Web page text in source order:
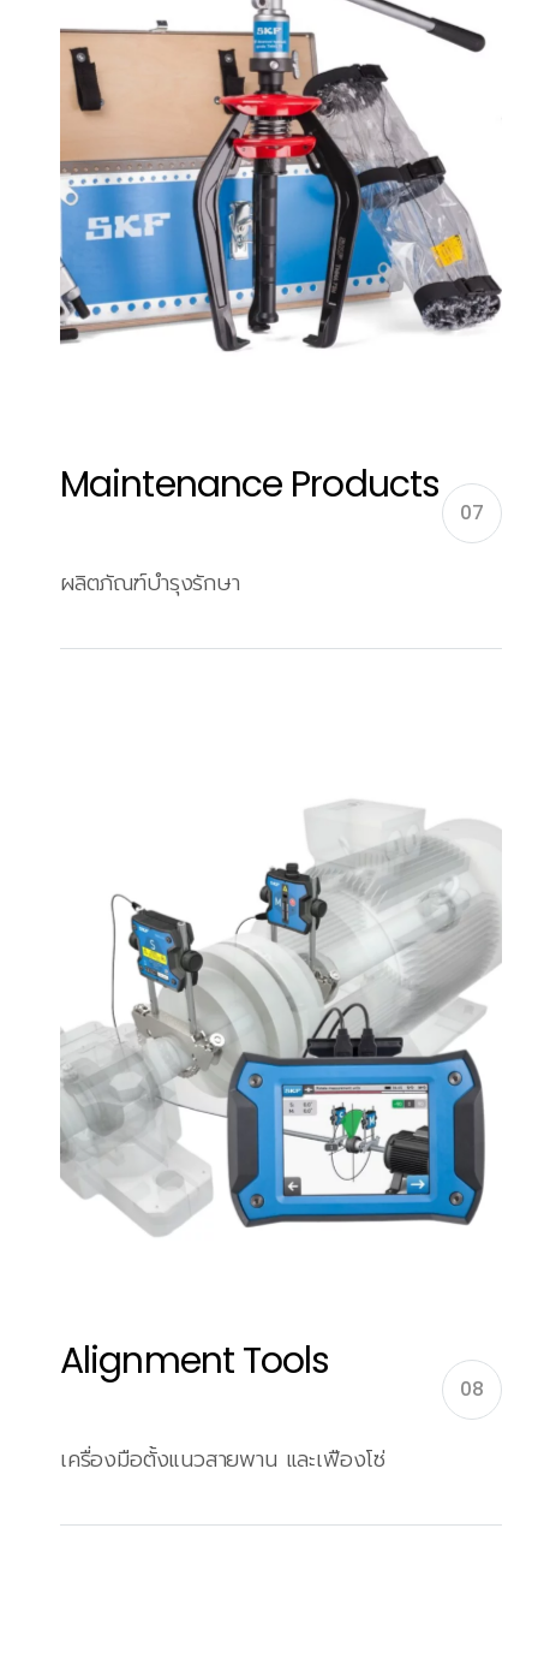
Maintenance Products
07
ผลิตภัณฑ์บำรุงรักษา
Alignment Tools
08
เครื่องมือตั้งแนวสายพาน และเฟืองโซ่